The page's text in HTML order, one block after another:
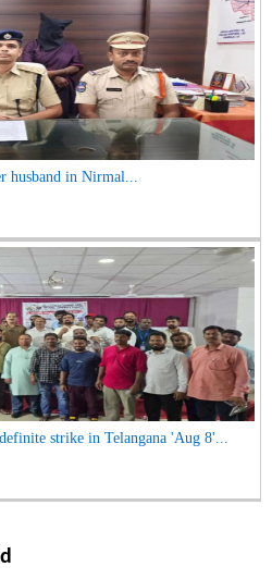
husband in Nirmal...
strike in Telangana 'Aug 8'...